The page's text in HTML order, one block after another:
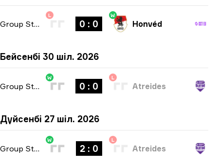
Group Stage
L
0 : 0
W
Honvéd
Бейсенбі 30 шіл. 2026
Group Stage -bo3
W
0 : 0
L
Atreides
Дүйсенбі 27 шіл. 2026
Group Stage -bo3
W
2 : 0
L
Atreides